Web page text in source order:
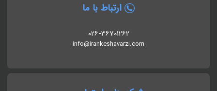
ارتباط با ما
026-36701262
info@irankeshavarzi.com